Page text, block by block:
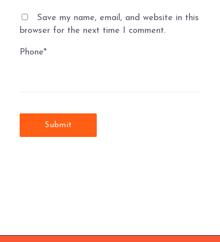
Save my name, email, and website in this
browser for the next time I comment.
Phone*
Submit